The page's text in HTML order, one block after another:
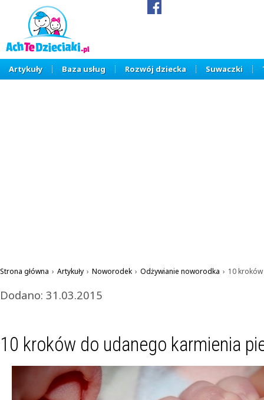
Artykuły Baza usług Rozwój dziecka Suwaczki
Strona główna › Artykuły › Noworodek › Odżywianie noworodka › 10
Dodano: 31.03.2015
10 kroków do udanego karmienia